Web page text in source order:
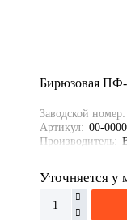
Бирюзовая ПФ-
Заводской номер:
Артикул: 00-
Производитель:
Уточняется у